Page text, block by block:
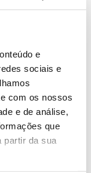
e
sociais e
com os nossos
e de análise,
que
partir da sua
de
período
a 180 dias)
– seja em
Deste
melhora a
folhas de
não